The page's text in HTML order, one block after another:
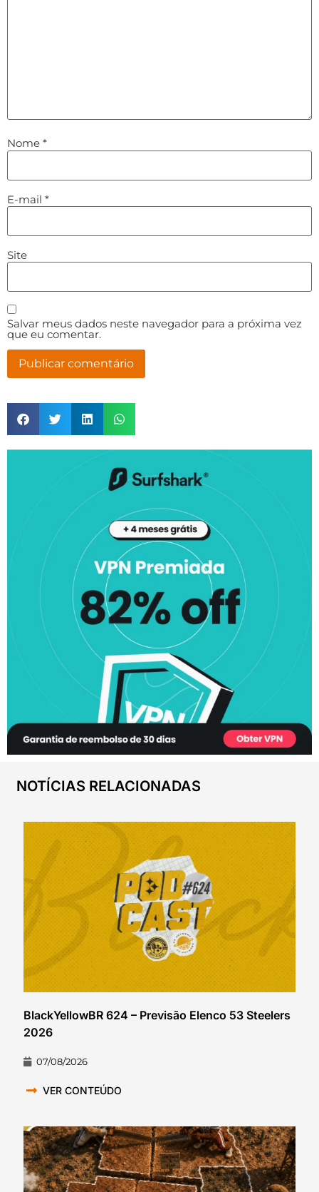
Nome *
E-mail *
Site
Salvar meus dados neste navegador para a próxima vez
que eu comentar.
NOTÍCIAS RELACIONADAS
BlackYellowBR 624 – Previsão Elenco 53 Steelers
2026
07/08/2026
VER CONTEÚDO